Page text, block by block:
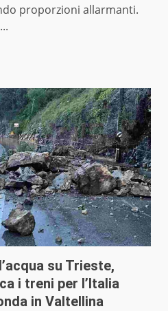
proporzioni allarmanti.
su Trieste,
i treni per l’Italia
in Valtellina